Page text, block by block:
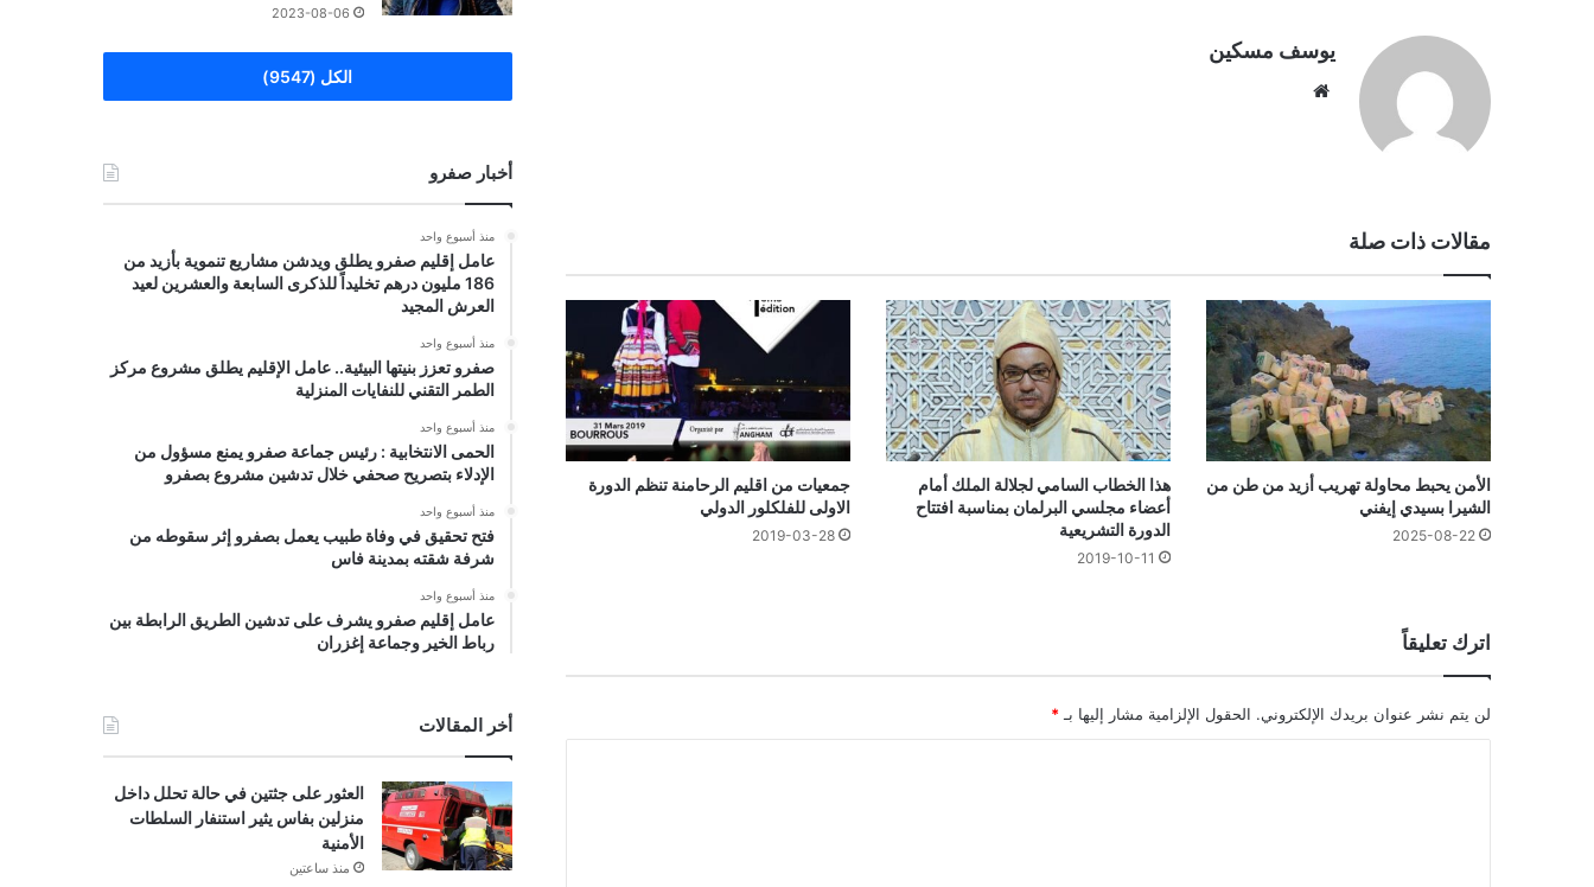
يوسف مسكين
مقالات ذات صلة
الأمن يحبط محاولة تهريب أزيد من طن من
الشيرا بسيدي إيفني
2025-08-22
هذا الخطاب السامي لجلالة الملك أمام
أعضاء مجلسي البرلمان بمناسبة افتتاح
الدورة التشريعية
2019-10-11
جمعيات من اقليم الرحامنة تنظم الدورة
الاولى للفلكلور الدولي
2019-03-28
اترك تعليقاً
لن يتم نشر عنوان بريدك الإلكتروني. الحقول الإلزامية مشار إليها بـ *
2023-08-06
الكل (9547)
أخبار صفرو
منذ أسبوع واحد
عامل إقليم صفرو يطلق ويدشن مشاريع تنموية بأزيد من
186 مليون درهم تخليداً للذكرى السابعة والعشرين لعيد
العرش المجيد
منذ أسبوع واحد
صفرو تعزز بنيتها البيئية.. عامل الإقليم يطلق مشروع مركز
الطمر التقني للنفايات المنزلية
منذ أسبوع واحد
الحمى الانتخابية : رئيس جماعة صفرو يمنع مسؤول من
الإدلاء بتصريح صحفي خلال تدشين مشروع بصفرو
منذ أسبوع واحد
فتح تحقيق في وفاة طبيب يعمل بصفرو إثر سقوطه من
شرفة شقته بمدينة فاس
منذ أسبوع واحد
عامل إقليم صفرو يشرف على تدشين الطريق الرابطة بين
رباط الخير وجماعة إغزران
أخر المقالات
العثور على جثتين في حالة تحلل داخل
منزلين بفاس يثير استنفار السلطات
الأمنية
منذ ساعتين